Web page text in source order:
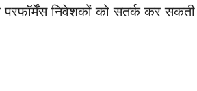
निवेशकों को सतर्क कर